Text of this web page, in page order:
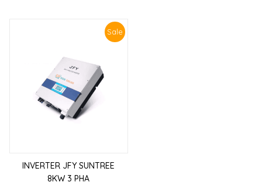
Sale
INVERTER JFY SUNTREE
8KW 3 PHA